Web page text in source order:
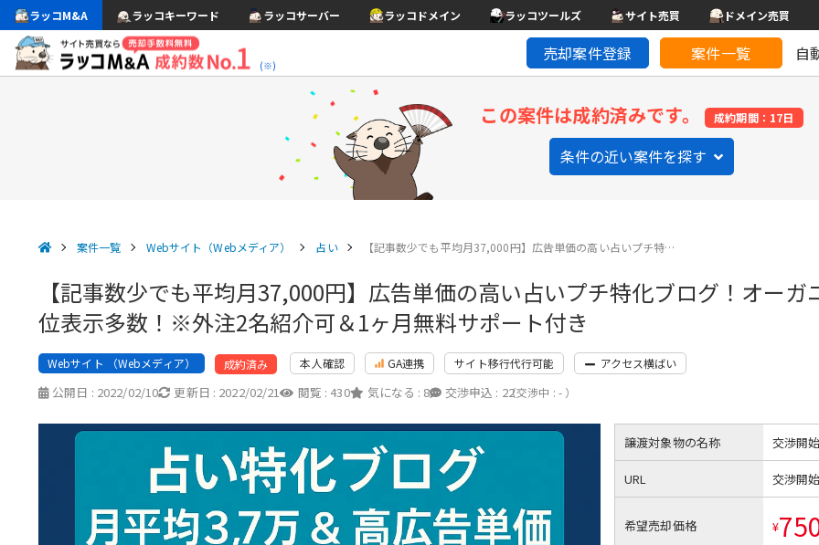
ラッコM&A ラッコキーワード ラッコサーバー ラッコドメイン ラッコツールズ サイト売買 ドメイン売買
(※)
売却案件登録 案件一覧 自
この案件は成約済みです。 成約期間：17日
条件の近い案件を探す
案件一覧 Webサイト（Webメディア） 占い 【記事数少でも平均月37,000円】広告単価の高い占いプチ特…
【記事数少でも平均月37,000円】広告単価の高い占いプチ特化ブログ！オー
位表示多数！※外注2名紹介可＆1ヶ月無料サポート付き
Webサイト （Webメディア） 成約済み 本人確認 GA連携 サイト移行代行可能 アクセス横ばい
公開日 : 2022/02/10 更新日 : 2022/02/21 閲覧 : 430 気になる : 8 交渉申込 : 22
（交渉中 : - ）
譲渡対象物の名称 交渉開
URL 交渉開
希望売却価格 ¥